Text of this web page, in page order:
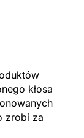
kłosa
zrobi za